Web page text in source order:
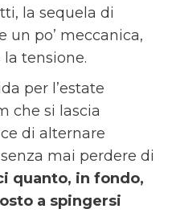
la sequela di
po’ meccanica,
tensione.
per l’estate
che si lascia
di alternare
mai perdere di
quanto, in fondo,
a spingersi